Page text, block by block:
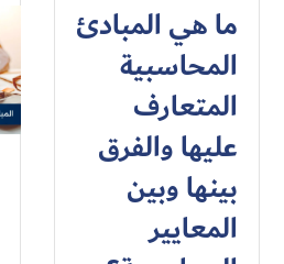
ما هي المبادئ
المحاسبية
المتعارف
عليها​ والفرق
بينها وبين
المعايير